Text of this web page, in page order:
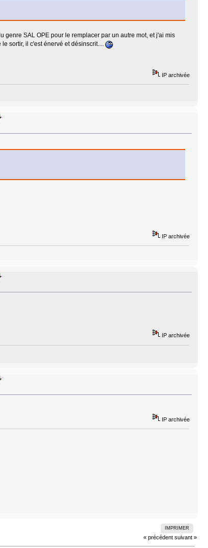
genre SAL OPE pour le remplacer par un autre mot, et j'ai mis
sortir, il c'est énervé et désinscrit....
IP archivée
IP archivée
IP archivée
IP archivée
IMPRIMER
« précédent suivant »